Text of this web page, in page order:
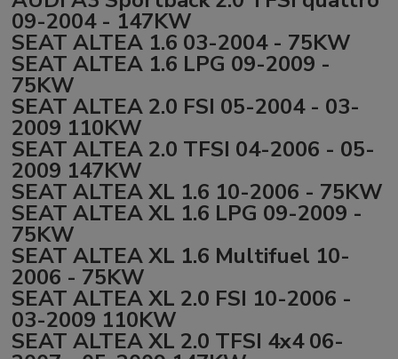
09-2004 - 147KW
SEAT ALTEA 1.6 03-2004 - 75KW
SEAT ALTEA 1.6 LPG 09-2009 -
75KW
SEAT ALTEA 2.0 FSI 05-2004 - 03-
2009 110KW
SEAT ALTEA 2.0 TFSI 04-2006 - 05-
2009 147KW
SEAT ALTEA XL 1.6 10-2006 - 75KW
SEAT ALTEA XL 1.6 LPG 09-2009 -
75KW
SEAT ALTEA XL 1.6 Multifuel 10-
2006 - 75KW
SEAT ALTEA XL 2.0 FSI 10-2006 -
03-2009 110KW
SEAT ALTEA XL 2.0 TFSI 4x4 06-